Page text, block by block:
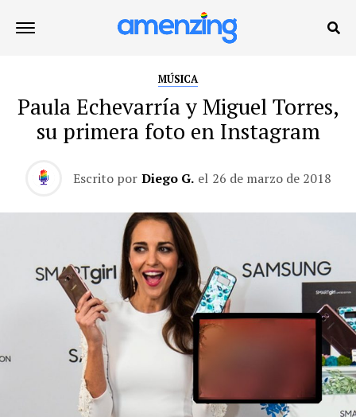
MÚSICA
Paula Echevarría y Miguel Torres,
su primera foto en Instagram
Escrito por Diego G. el 26 de marzo de 2018